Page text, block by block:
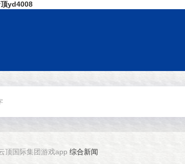
yd4008
顶国际集团游戏app 综合新闻